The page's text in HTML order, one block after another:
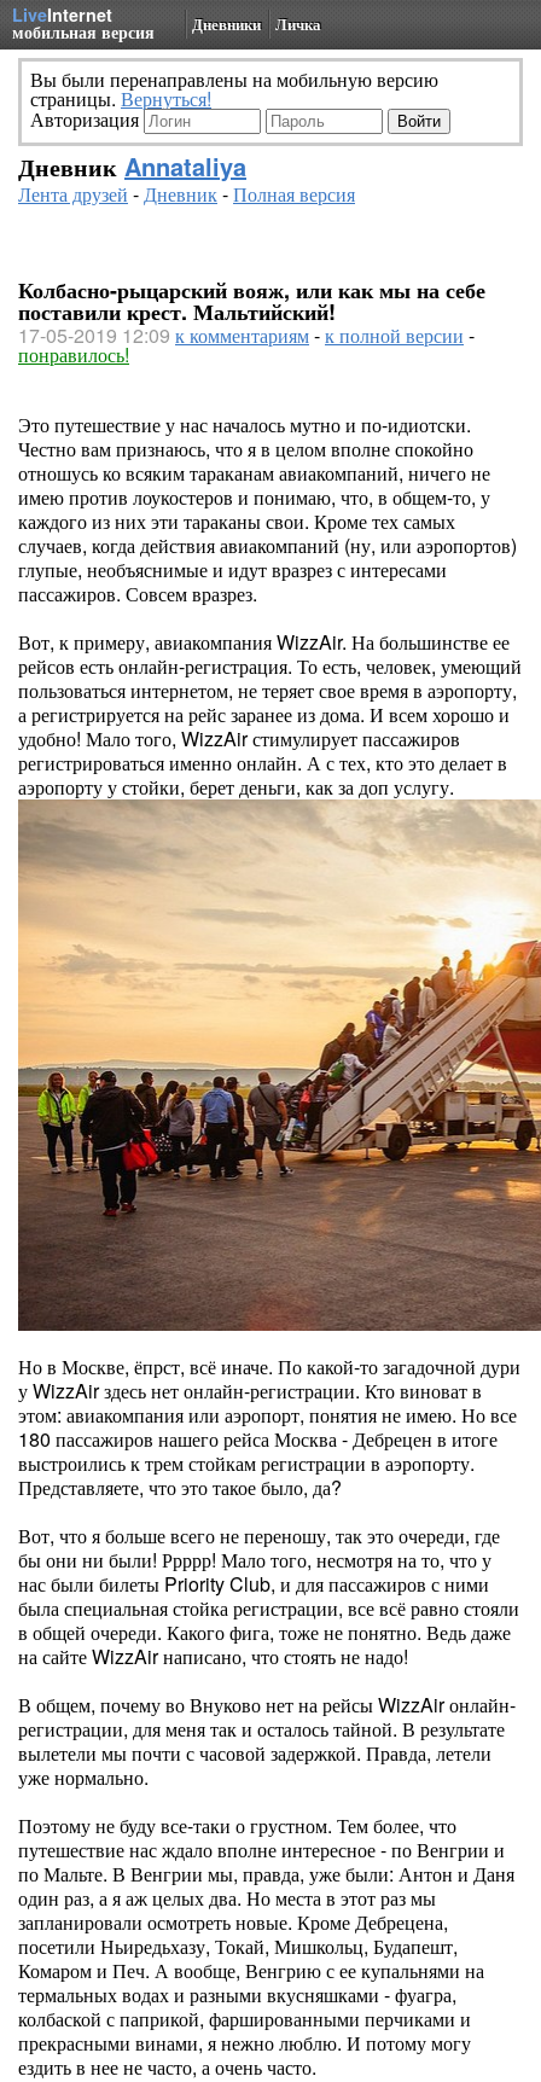
LiveInternet
мобильная версия Дневники Личка
Вы были перенаправлены на мобильную версию
страницы. Вернуться!
Авторизация
Дневник Annataliya
Лента друзей -Дневник-Полная версия
Колбасно-рыцарский вояж, или как мы на себе
поставили крест. Мальтийский!
17-05-2019 12:09 к комментариям-к полной версии -
понравилось!
Это путешествие у нас началось мутно и по-идиотски.
Честно вам признаюсь, что я в целом вполне спокойно
отношусь ко всяким тараканам авиакомпаний, ничего не
имею против лоукостеров и понимаю, что, в общем-то, у
каждого из них эти тараканы свои. Кроме тех самых
случаев, когда действия авиакомпаний (ну, или аэропортов)
глупые, необъяснимые и идут вразрез с интересами
пассажиров. Совсем вразрез.
Вот, к примеру, авиакомпания WizzAir. На большинстве ее
рейсов есть онлайн-регистрация. То есть, человек, умеющий
пользоваться интернетом, не теряет свое время в аэропорту,
а регистрируется на рейс заранее из дома. И всем хорошо и
удобно! Мало того, WizzAir стимулирует пассажиров
регистрироваться именно онлайн. А с тех, кто это делает в
аэропорту у стойки, берет деньги, как за доп услугу.
Но в Москве, ёпрст, всё иначе. По какой-то загадочной дури
у WizzAir здесь нет онлайн-регистрации. Кто виноват в
этом: авиакомпания или аэропорт, понятия не имею. Но все
180 пассажиров нашего рейса Москва - Дебрецен в итоге
выстроились к трем стойкам регистрации в аэропорту.
Представляете, что это такое было, да?
Вот, что я больше всего не переношу, так это очереди, где
бы они ни были! Ррррр! Мало того, несмотря на то, что у
нас были билеты Priority Club, и для пассажиров с ними
была специальная стойка регистрации, все всё равно стояли
в общей очереди. Какого фига, тоже не понятно. Ведь даже
на сайте WizzAir написано, что стоять не надо!
В общем, почему во Внуково нет на рейсы WizzAir онлайн-
регистрации, для меня так и осталось тайной. В результате
вылетели мы почти с часовой задержкой. Правда, летели
уже нормально.
Поэтому не буду все-таки о грустном. Тем более, что
путешествие нас ждало вполне интересное - по Венгрии и
по Мальте. В Венгрии мы, правда, уже были: Антон и Даня
один раз, а я аж целых два. Но места в этот раз мы
запланировали осмотреть новые. Кроме Дебрецена,
посетили Ньиредьхазу, Токай, Мишкольц, Будапешт,
Комаром и Печ. А вообще, Венгрию с ее купальнями на
термальных водах и разными вкусняшками - фуагра,
колбаской с паприкой, фаршированными перчиками и
прекрасными винами, я нежно люблю. И потому могу
ездить в нее не часто, а очень часто.